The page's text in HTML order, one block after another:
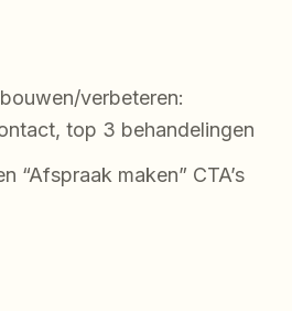
bouwen/verbeteren:
top 3 behandelingen
“Afspraak maken” CTA’s